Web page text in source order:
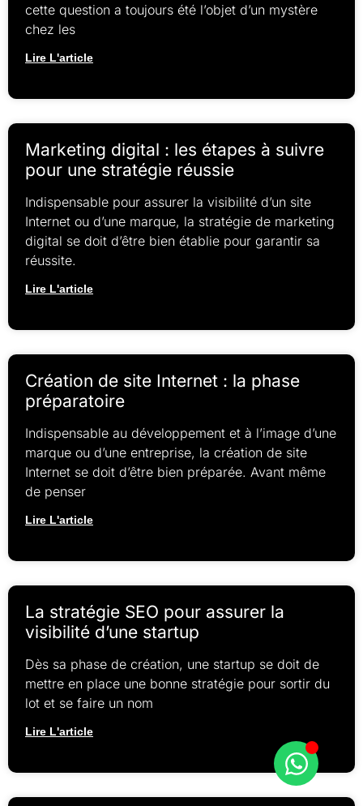
cette question a toujours été l’objet d’un mystère
chez les
Lire L'article
Marketing digital : les étapes à suivre
pour une stratégie réussie
Indispensable pour assurer la visibilité d’un site
Internet ou d’une marque, la stratégie de marketing
digital se doit d’être bien établie pour garantir sa
réussite.
Lire L'article
Création de site Internet : la phase
préparatoire
Indispensable au développement et à l’image d’une
marque ou d’une entreprise, la création de site
Internet se doit d’être bien préparée. Avant même
de penser
Lire L'article
La stratégie SEO pour assurer la
visibilité d’une startup
Dès sa phase de création, une startup se doit de
mettre en place une bonne stratégie pour sortir du
lot et se faire un nom
Lire L'article